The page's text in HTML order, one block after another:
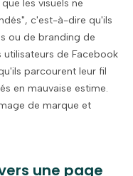
les visuels ne
c'est-à-dire qu'ils
ou de branding de
utilisateurs de Facebook
parcourent leur fil
en mauvaise estime.
de marque et
une page